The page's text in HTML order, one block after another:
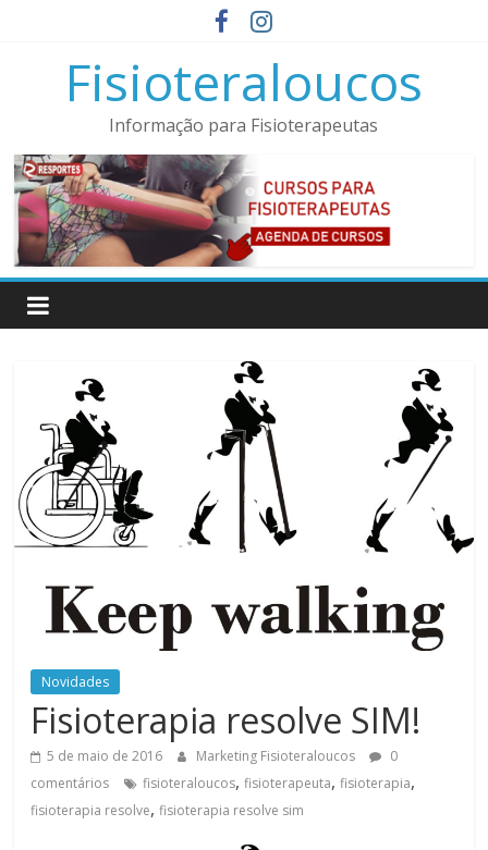
conteúdoFisioteraloucos
Informação para Fisioterapeutas
Novidades
Fisioterapia resolve SIM!
5 de maio de 2016 Marketing Fisioteraloucos
0
comentários
fisioteraloucos,fisioterapeuta,fisioterapia,
fisioterapia resolve,fisioterapia resolve sim